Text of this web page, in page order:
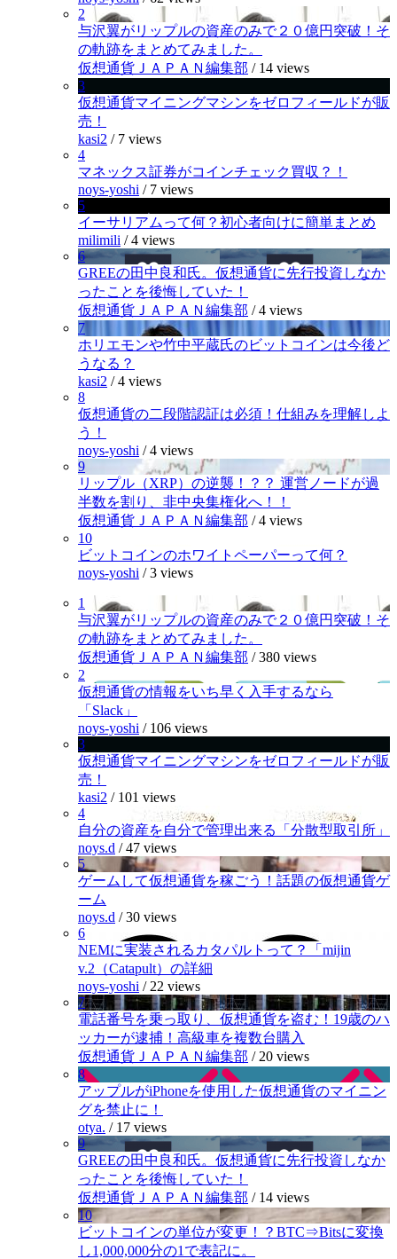
2
与沢翼がリップルの資産のみで２０億円突破！そ
の軌跡をまとめてみました。
仮想通貨ＪＡＰＡＮ編集部 / 14 views
3
仮想通貨マイニングマシンをゼロフィールドが販
売！
kasi2 / 7 views
4
マネックス証券がコインチェック買収？！
noys-yoshi / 7 views
5
イーサリアムって何？初心者向けに簡単まとめ
milimili /4 views
6
GREEの田中良和氏。仮想通貨に先行投資しなか
ったことを後悔していた！
仮想通貨ＪＡＰＡＮ編集部 /4 views
7
ホリエモンや竹中平蔵氏のビットコインは今後ど
うなる？
kasi2 /4 views
8
仮想通貨の二段階認証は必須！仕組みを理解しよ
う！
noys-yoshi /4 views
9
リップル（XRP）の逆襲！？？ 運営ノードが過
半数を割り、非中央集権化へ！！
仮想通貨ＪＡＰＡＮ編集部 /4 views
10
ビットコインのホワイトペーパーって何？
noys-yoshi /3 views
1
与沢翼がリップルの資産のみで２０億円突破！そ
の軌跡をまとめてみました。
仮想通貨ＪＡＰＡＮ編集部 /380 views
2
仮想通貨の情報をいち早く入手するなら
「Slack」
noys-yoshi / 106 views
3
仮想通貨マイニングマシンをゼロフィールドが販
売！
kasi2 / 101 views
4
自分の資産を自分で管理出来る「分散型取引所」
noys.d /47 views
5
ゲームして仮想通貨を稼ごう！話題の仮想通貨ゲ
ーム
noys.d /30 views
6
NEMに実装されるカタパルトって？「mijin
v.2（Catapult）の詳細
noys-yoshi / 22 views
7
電話番号を乗っ取り、仮想通貨を盗む！19歳のハ
ッカーが逮捕！高級車を複数台購入
仮想通貨ＪＡＰＡＮ編集部 / 20 views
8
アップルがiPhoneを使用した仮想通貨のマイニン
グを禁止に！
otya. / 17 views
9
GREEの田中良和氏。仮想通貨に先行投資しなか
ったことを後悔していた！
仮想通貨ＪＡＰＡＮ編集部 / 14 views
10
ビットコインの単位が変更！？BTC⇒Bitsに変換
し1,000,000分の1で表記に。